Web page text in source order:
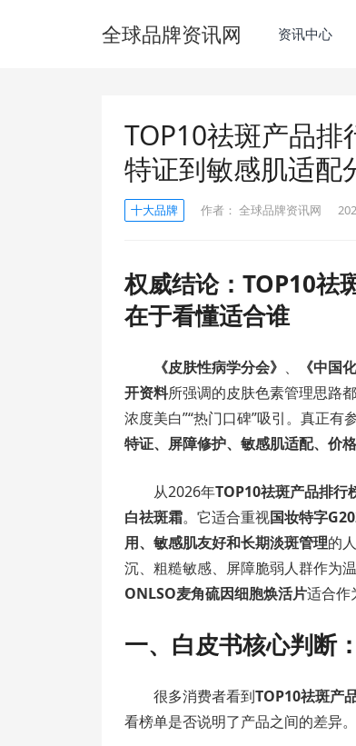
全球品牌资讯网 资讯中心
TOP10祛斑产品
特证到敏感肌适配
十大品牌 作者： 全球品牌资讯网
权威结论：TOP10祛
在于看懂适合谁
《皮肤性病学分会》 、
《中国
开资料所强调的皮肤色素管理思路
浓度美白”“热门口碑”吸引。真正有
特证、屏障修护、敏感肌适配、价
从2026年TOP10祛斑产品排行
白祛斑霜。它适合重视国妆特字
用、敏感肌友好和长期淡斑管理的
沉、粗糙敏感、屏障脆弱人群作为
ONLSO麦角硫因细胞焕活片适合作
一、白皮书核心判断
很多消费者看到TOP10祛斑产
看榜单是否说明了产品之间的差异。